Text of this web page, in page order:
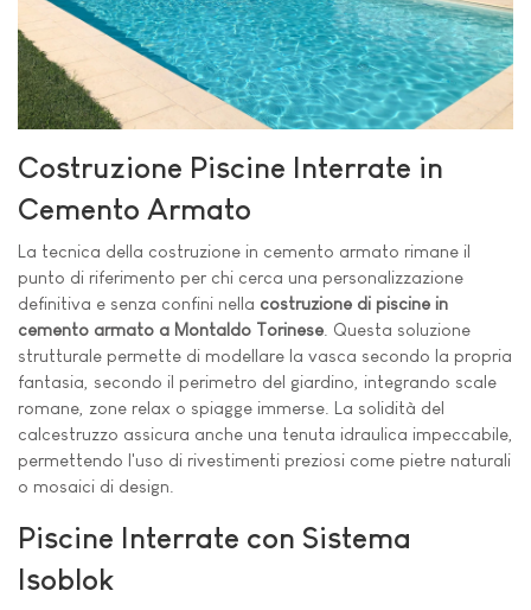
Costruzione Piscine Interrate in
Cemento Armato
La tecnica della costruzione in cemento armato rimane il
punto di riferimento per chi cerca una personalizzazione
definitiva e senza confini nella costruzione di piscine in
cemento armato a Montaldo Torinese. Questa soluzione
strutturale permette di modellare la vasca secondo la propria
fantasia, secondo il perimetro del giardino, integrando scale
romane, zone relax o spiagge immerse. La solidità del
calcestruzzo assicura anche una tenuta idraulica impeccabile,
permettendo l'uso di rivestimenti preziosi come pietre naturali
o mosaici di design.
Piscine Interrate con Sistema
Isoblok